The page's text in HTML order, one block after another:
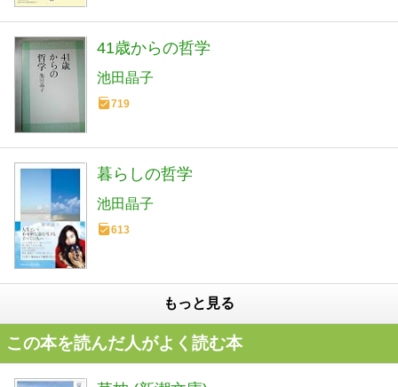
41歳からの哲学
池田晶子
719
暮らしの哲学
池田晶子
613
もっと見る
この本を読んだ人がよく読む本